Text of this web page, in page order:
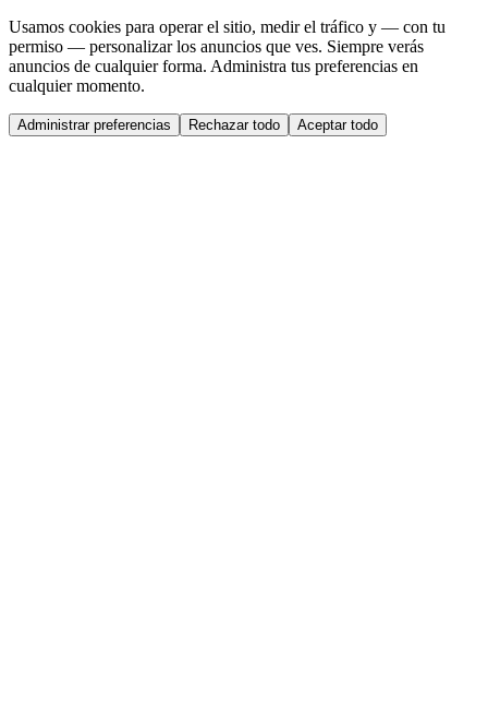
Usamos cookies para operar el sitio, medir el tráfico y — con tu
permiso — personalizar los anuncios que ves. Siempre verás
anuncios de cualquier forma. Administra tus preferencias en
cualquier momento.
Administrar preferencias Rechazar todo Aceptar todo